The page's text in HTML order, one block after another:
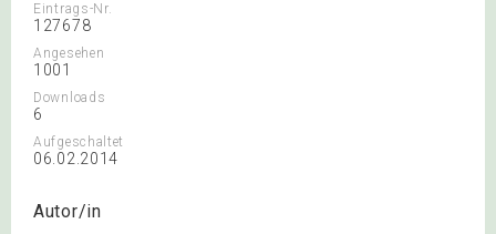
Eintrags-Nr.
127678
Angesehen
1001
Downloads
6
Aufgeschaltet
06.02.2014
Autor/in